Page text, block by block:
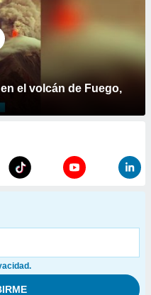
el volcán de Fuego,